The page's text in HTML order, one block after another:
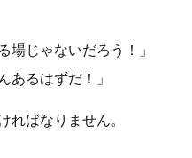
場じゃないだろう！」
あるはずだ！」
ればなりません。